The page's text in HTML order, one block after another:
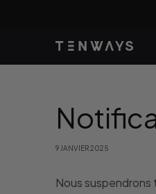
9 JANVIER 2025
Nous suspendrons